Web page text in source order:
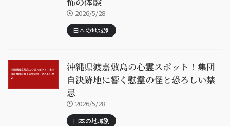
2026/5/28
日本の地域別
沖縄県渡嘉敷島の心霊スポット！集団
自決跡地に響く慰霊の怪と恐ろしい禁
忌
2026/5/28
日本の地域別